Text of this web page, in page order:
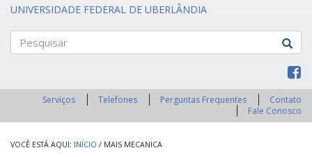
UNIVERSIDADE FEDERAL DE UBERLÂNDIA
Serviços Telefones Perguntas Frequentes
Contato
Fale Conosco
INÍCIO / MAIS MECANICA